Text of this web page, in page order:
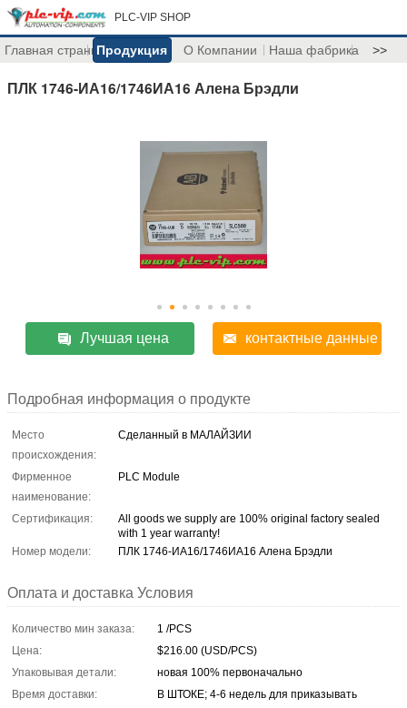
PLC-VIP SHOP
Главная страницаПродукция О Компании Наша фабрика >>
ПЛК 1746-ИА16/1746ИА16 Алена Брэдли
Лучшая цена контактные данные
Подробная информация о продукте
Место
происхождения:
Сделанный в МАЛАЙЗИИ
Фирменное
наименование:
PLC Module
Сертификация:
All goods we supply are 100% original factory sealed
with 1 year warranty!
Номер модели:
ПЛК 1746-ИА16/1746ИА16 Алена Брэдли
Оплата и доставка Условия
Количество мин заказа:
1 /PCS
Цена:
$216.00 (USD/PCS)
Упаковывая детали:
новая 100% первоначально
Время доставки:
В ШТОКЕ; 4-6 недель для приказывать